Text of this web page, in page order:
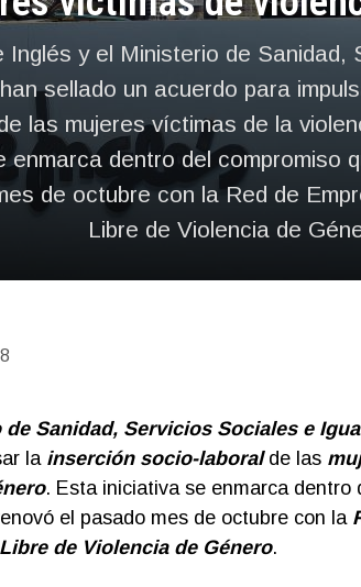
Inglés y el Ministerio de Sanidad,
sellado un acuerdo para
las mujeres víctimas de la
enmarca dentro del compromiso
de octubre con la Red de
Libre de Violencia de
Sanidad, Servicios Sociales e
la inserción socio-laboralde las
. Esta iniciativa se enmarca dentro
el pasado mes de octubre con la
de Violencia de Género.